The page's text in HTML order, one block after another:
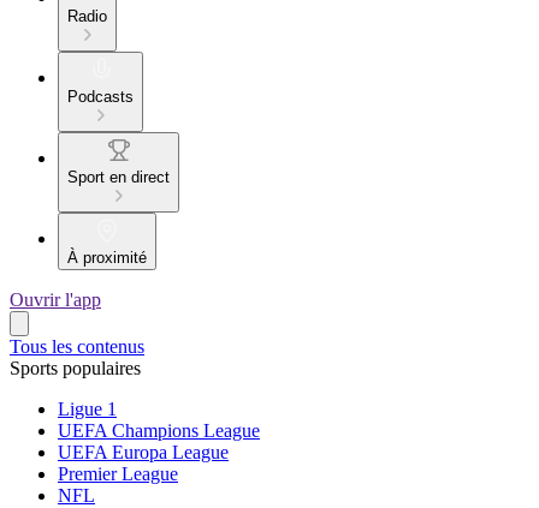
Radio
Podcasts
Sport en direct
À proximité
Ouvrir l'app
Tous les contenus
Sports populaires
Ligue 1
UEFA Champions League
UEFA Europa League
Premier League
NFL